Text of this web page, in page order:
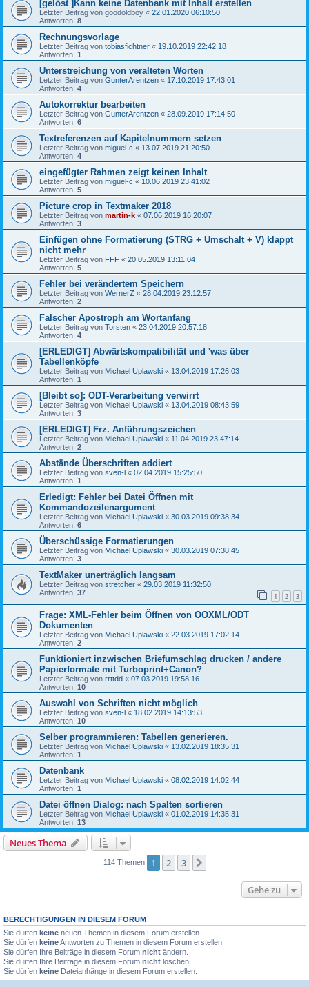
[gelöst ]Kann keine Datenbank mit Inhalt erstellen
Letzter Beitrag von goodoldboy « 22.01.2020 06:10:50
Antworten: 8
Rechnungsvorlage
Letzter Beitrag von tobiasfichtner « 19.10.2019 22:42:18
Antworten: 1
Unterstreichung von veralteten Worten
Letzter Beitrag von GunterArentzen « 17.10.2019 17:43:01
Antworten: 4
Autokorrektur bearbeiten
Letzter Beitrag von GunterArentzen « 28.09.2019 17:14:50
Antworten: 6
Textreferenzen auf Kapitelnummern setzen
Letzter Beitrag von miguel-c « 13.07.2019 21:20:50
Antworten: 4
eingefügter Rahmen zeigt keinen Inhalt
Letzter Beitrag von miguel-c « 10.06.2019 23:41:02
Antworten: 5
Picture crop in Textmaker 2018
Letzter Beitrag von martin-k « 07.06.2019 16:20:07
Antworten: 3
Einfügen ohne Formatierung (STRG + Umschalt + V) klappt
nicht mehr
Letzter Beitrag von FFF « 20.05.2019 13:11:04
Antworten: 5
Fehler bei verändertem Speichern
Letzter Beitrag von WernerZ « 28.04.2019 23:12:57
Antworten: 2
Falscher Apostroph am Wortanfang
Letzter Beitrag von Torsten « 23.04.2019 20:57:18
Antworten: 4
[ERLEDIGT] Abwärtskompatibilität und 'was über
Tabellenköpfe
Letzter Beitrag von Michael Uplawski « 13.04.2019 17:26:03
Antworten: 1
[Bleibt so]: ODT-Verarbeitung verwirrt
Letzter Beitrag von Michael Uplawski « 13.04.2019 08:43:59
Antworten: 3
[ERLEDIGT] Frz. Anführungszeichen
Letzter Beitrag von Michael Uplawski « 11.04.2019 23:47:14
Antworten: 2
Abstände Überschriften addiert
Letzter Beitrag von sven-l « 02.04.2019 15:25:50
Antworten: 1
Erledigt: Fehler bei Datei Öffnen mit
Kommandozeilenargument
Letzter Beitrag von Michael Uplawski « 30.03.2019 09:38:34
Antworten: 6
Überschüssige Formatierungen
Letzter Beitrag von Michael Uplawski « 30.03.2019 07:38:45
Antworten: 3
TextMaker unerträglich langsam
Letzter Beitrag von stretcher « 29.03.2019 11:32:50
Antworten: 37 1 2 3
Frage: XML-Fehler beim Öffnen von OOXML/ODT
Dokumenten
Letzter Beitrag von Michael Uplawski « 22.03.2019 17:02:14
Antworten: 2
Funktioniert inzwischen Briefumschlag drucken / andere
Papierformate mit Turboprint+Canon?
Letzter Beitrag von rrttdd « 07.03.2019 19:58:16
Antworten: 10
Auswahl von Schriften nicht möglich
Letzter Beitrag von sven-l « 18.02.2019 14:13:53
Antworten: 10
Selber programmieren: Tabellen generieren.
Letzter Beitrag von Michael Uplawski « 13.02.2019 18:35:31
Antworten: 1
Datenbank
Letzter Beitrag von Michael Uplawski « 08.02.2019 14:02:44
Antworten: 1
Datei öffnen Dialog: nach Spalten sortieren
Letzter Beitrag von Michael Uplawski « 01.02.2019 14:35:31
Antworten: 13
Neues Thema
114 Themen 1 2 3
Gehe zu
BERECHTIGUNGEN IN DIESEM FORUM
Sie dürfen keine neuen Themen in diesem Forum erstellen.
Sie dürfen keineAntworten zu Themen in diesem Forum erstellen.
Sie dürfen Ihre Beiträge in diesem Forum nicht ändern.
Sie dürfen Ihre Beiträge in diesem Forum nicht löschen.
Sie dürfen keine Dateianhänge in diesem Forum erstellen.